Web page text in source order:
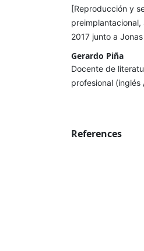
[Reproducción y
2017 junto a
Gerardo Piña
Docente de
profesional (inglés
References